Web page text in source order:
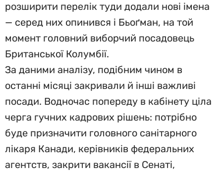
розширити перелік туди додали нові імена
— серед них опинився і Бьоґман, на той
момент головний виборчий посадовець
Британської Колумбії.
За даними аналізу, подібним чином в
останні місяці закривали й інші важливі
посади. Водночас попереду в кабінету ціла
черга гучних кадрових рішень: потрібно
буде призначити головного санітарного
лікаря Канади, керівників федеральних
агентств, закрити вакансії в Сенаті,